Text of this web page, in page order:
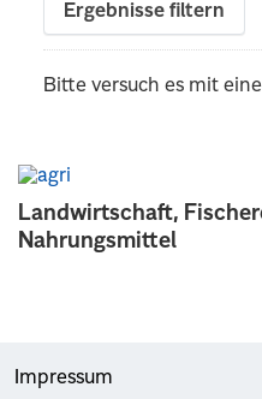
Landwirtschaft,
Nahrungsmittel
Ergebnisse filtern
Bitte versuch es mit
Impressum